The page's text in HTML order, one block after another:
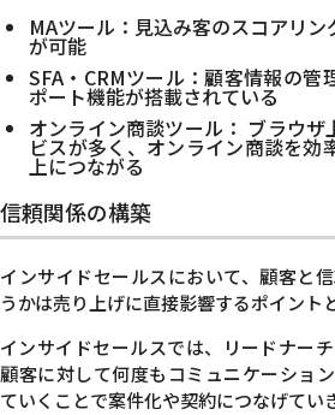
MAツール：見込み客のスコアリ
が可能
SFA・CRMツール：顧客情報の管
ポート機能が搭載されている
オンライン商談ツール： ブラウザ
ビスが多く、オンライン商談を効
上につながる
信頼関係の構築
インサイドセールスにおいて、顧客と
うかは売り上げに直接影響するポイント
インサイドセールスでは、リードナー
顧客に対して何度もコミュニケーショ
ていくことで案件化や契約につなげてい